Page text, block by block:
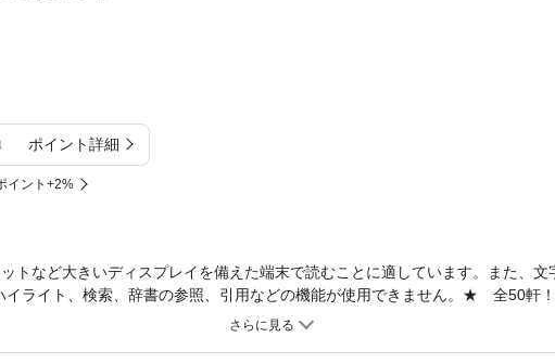
ポイント詳細
イント+2%
トなど大きいディスプレイを備えた端末で読むことに適しています。また、文
イライト、検索、辞書の参照、引用などの機能が使用できません。★ 全50軒
だわりの空間で過ごす至福の時。★ いつもの街に、足をちょっと延ばし